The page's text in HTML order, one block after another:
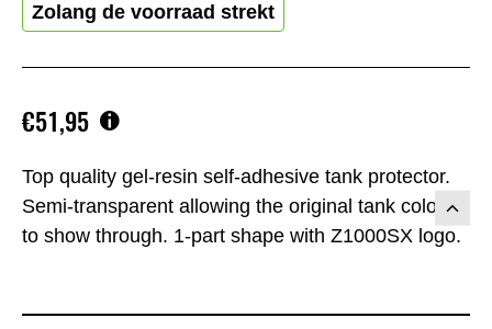
Top quality gel-resin self-adhesive tank protector.
Semi-transparent allowing the original tank colour
to show through. 1-part shape with Z1000SX logo.
€51,95
Zolang de voorraad strekt